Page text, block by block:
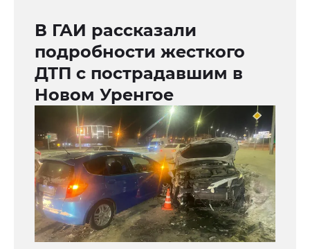
В ГАИ рассказали
подробности жесткого
ДТП с пострадавшим в
Новом Уренгое